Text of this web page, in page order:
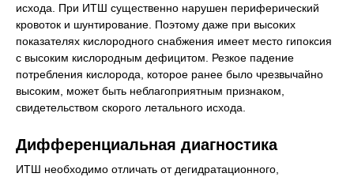
исхода. При ИТШ существенно нарушен периферический
кровоток и шунтирование. Поэтому даже при высоких
показателях кислородного снабжения имеет место гипоксия
с высоким кислородным дефицитом. Резкое падение
потребления кислорода, которое ранее было чрезвычайно
высоким, может быть неблагоприятным признаком,
свидетельством скорого летального исхода.
Дифференциальная диагностика
ИТШ необходимо отличать от дегидратационного,